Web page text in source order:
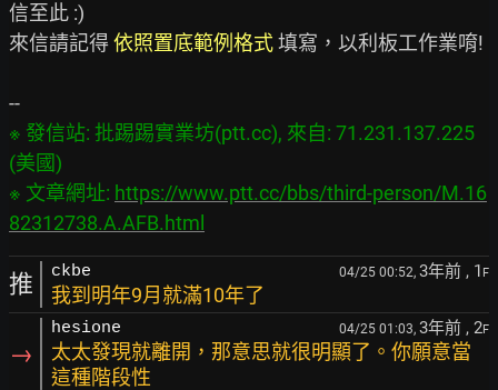
信至此 :)
來信請記得 依照置底範例格式 填寫，以利板工作業唷!
※ 發信站: 批踢踢實業坊(ptt.cc), 來自: 71.231.137.225
(美國)
※ 文章網址: https://www.ptt.cc/bbs/third-person/M.16
82312738.A.AFB.html
推 ckbe 04/25 00:52, 3年前 , 1 F
我到明年9月就滿10年了
→
hesione 04/25 01:03, 3年前 , 2F
太太發現就離開，那意思就很明顯了。你願意當
這種階段性